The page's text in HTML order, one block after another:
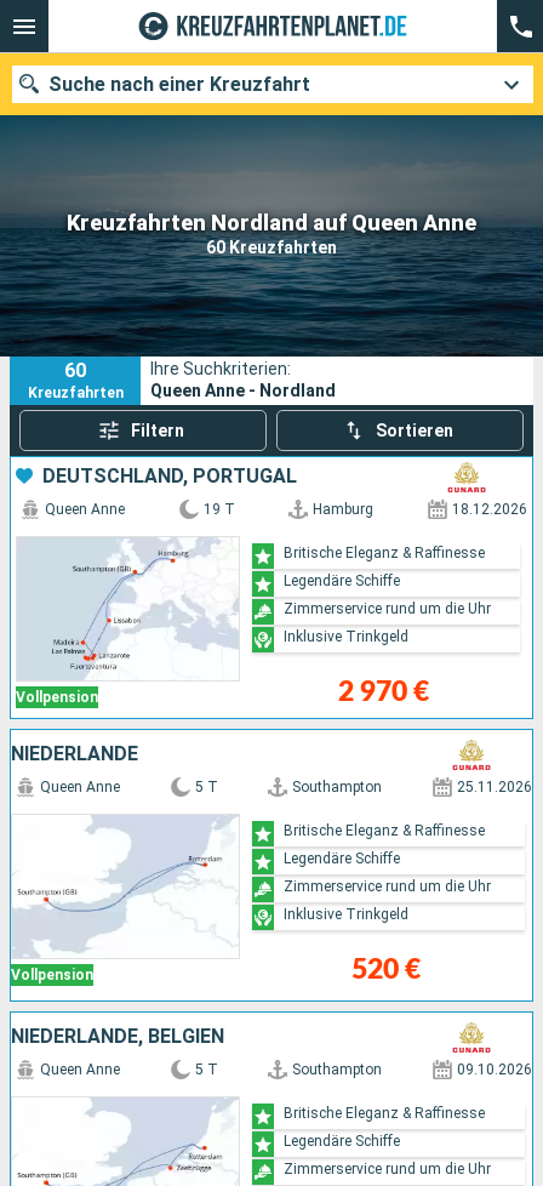
Kreuzfahrten Nordland auf Queen Anne
60 Kreuzfahrten
Suche nach einer Kreuzfahrt
Unsere Ziele
Abfahrtsmonat
Häfen Reedereien
Suchen
60
Kreuzfahrten
Ihre Suchkriterien:
Queen Anne - Nordland
Filtern Sortieren
DEUTSCHLAND, PORTUGAL
Vollpension
Queen Anne 19 T Hamburg 18.12.2026
2 970 €
Britische Eleganz & Raffinesse
Legendäre Schiffe
Zimmerservice rund um die Uhr
Inklusive Trinkgeld
NIEDERLANDE
Vollpension
Queen Anne 5 T Southampton 25.11.2026
520 €
Britische Eleganz & Raffinesse
Legendäre Schiffe
Zimmerservice rund um die Uhr
Inklusive Trinkgeld
NIEDERLANDE, BELGIEN
Queen Anne 5 T Southampton 09.10.2026
Britische Eleganz & Raffinesse
Legendäre Schiffe
Zimmerservice rund um die Uhr